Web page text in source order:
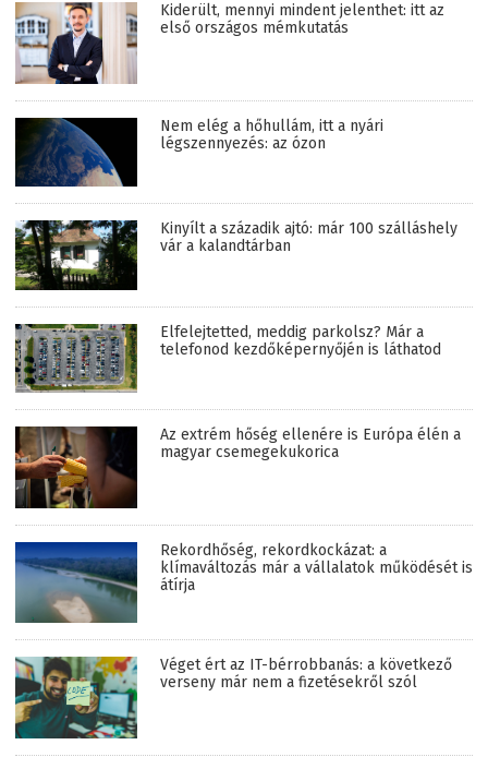
Kiderült, mennyi mindent jelenthet: itt az
első országos mémkutatás
Nem elég a hőhullám, itt a nyári
légszennyezés: az ózon
Kinyílt a századik ajtó: már 100 szálláshely
vár a kalandtárban
Elfelejtetted, meddig parkolsz? Már a
telefonod kezdőképernyőjén is láthatod
Az extrém hőség ellenére is Európa élén a
magyar csemegekukorica
Rekordhőség, rekordkockázat: a
klímaváltozás már a vállalatok működését is
átírja
Véget ért az IT-bérrobbanás: a következő
verseny már nem a fizetésekről szól